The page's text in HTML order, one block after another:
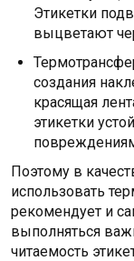
Этикетки
выцветают
создания
красящая
этикетки
Поэтому в
использовать
рекомендует и
выполняться
читаемость